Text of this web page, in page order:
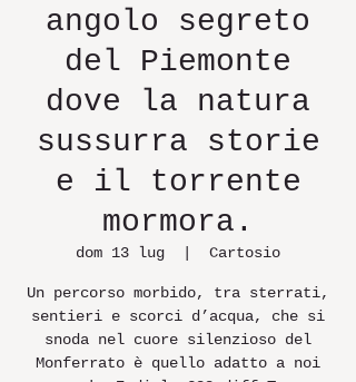
angolo segreto
del Piemonte
dove la natura
sussurra storie
e il torrente
mormora.
dom 13 lug Cartosio
Un percorso morbido, tra sterrati,
sentieri e scorci d’acqua, che si
snoda nel cuore silenzioso del
Monferrato è quello adatto a noi